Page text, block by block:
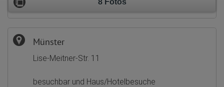
8 Fotos
Münster
Lise-Meitner-Str. 11
besuchbar und Haus/Hotelbesuche